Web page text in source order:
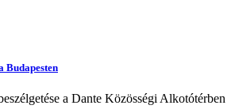
Budapesten
a Dante Közösségi Alkotótérben